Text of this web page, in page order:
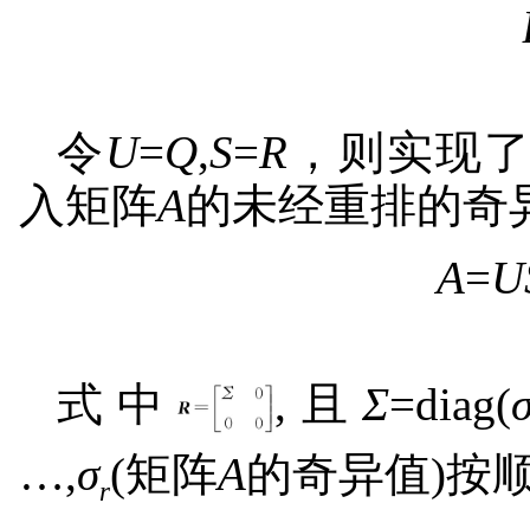
令U=Q,S=R ，则实现
入矩阵A的未经重排的奇
A=
式中 ,且 Σ=diag(
…,σr(矩阵A的奇异值)按